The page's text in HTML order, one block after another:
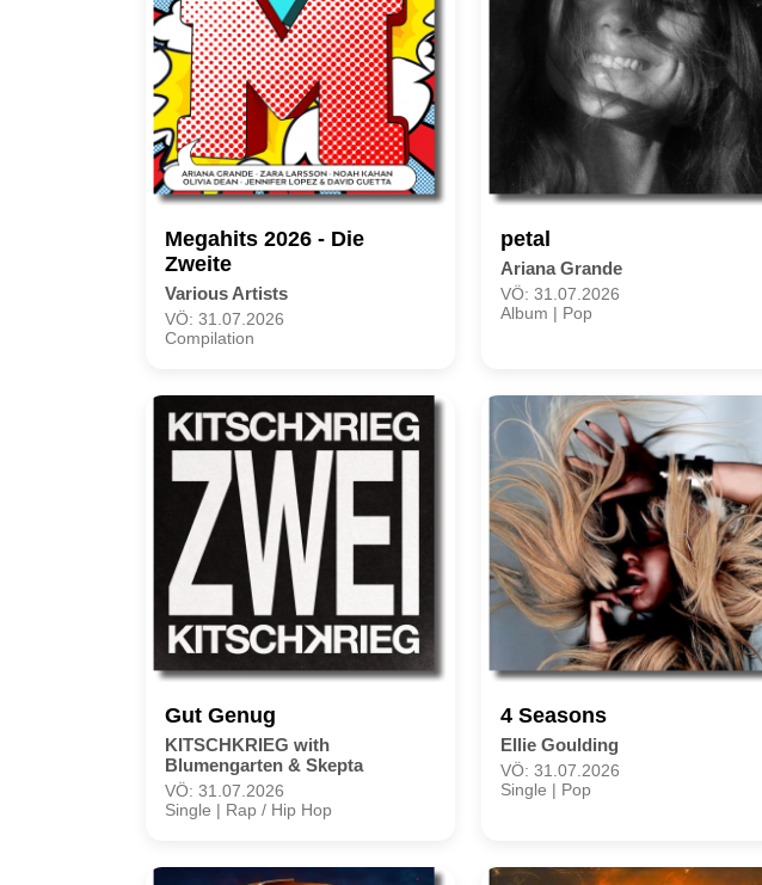
Megahits 2026 - Die
Zweite
Various Artists
VÖ: 31.07.2026
Compilation
petal
Ariana Grande
VÖ: 31.07.2026
Album | Pop
Gut Genug
KITSCHKRIEG with
Blumengarten & Skepta
VÖ: 31.07.2026
Single | Rap / Hip Hop
4 Seasons
Ellie Goulding
VÖ: 31.07.2026
Single | Pop